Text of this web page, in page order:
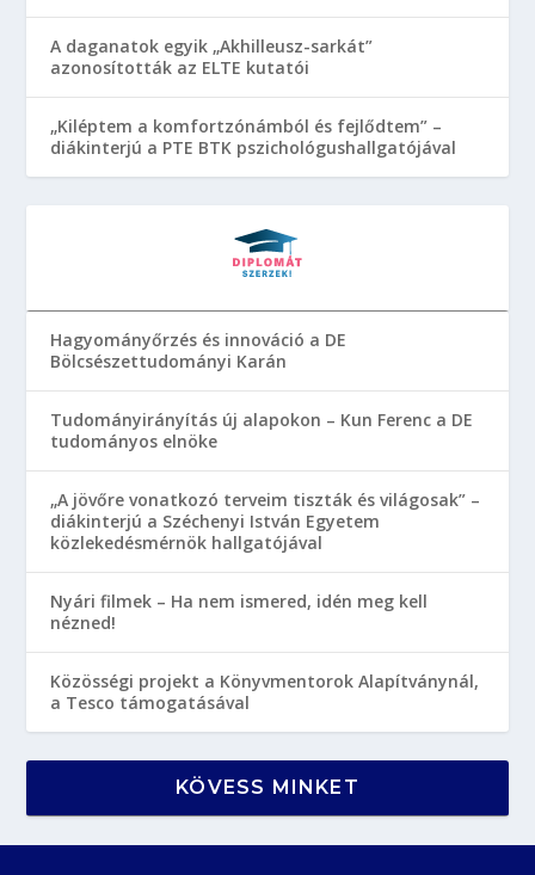
A daganatok egyik „Akhilleusz-sarkát”
azonosították az ELTE kutatói
„Kiléptem a komfortzónámból és fejlődtem” –
diákinterjú a PTE BTK pszichológushallgatójával
Hagyományőrzés és innováció a DE
Bölcsészettudományi Karán
Tudományirányítás új alapokon – Kun Ferenc a DE
tudományos elnöke
„A jövőre vonatkozó terveim tiszták és világosak” –
diákinterjú a Széchenyi István Egyetem
közlekedésmérnök hallgatójával
Nyári filmek – Ha nem ismered, idén meg kell
nézned!
Közösségi projekt a Könyvmentorok Alapítványnál,
a Tesco támogatásával
KÖVESS MINKET